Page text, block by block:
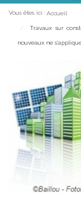
Vous êtes ici : Accueil
Travaux sur
nouveaux ne